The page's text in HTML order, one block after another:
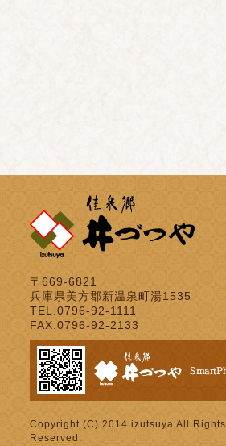
〒669-6821
兵庫県美方郡新温泉町湯1535
TEL.0796-92-1111
FAX.0796-92-2133
Copyright (C) 2014 izutsuya All Rights
Reserved.